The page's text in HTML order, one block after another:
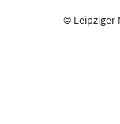
© Leipziger